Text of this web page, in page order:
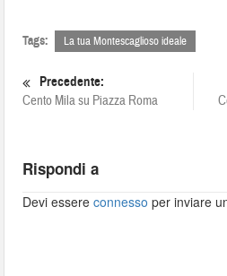
Tags: La tua Montescaglioso ideale
Precedente:
Cento Mila su Piazza Roma
Rispondi a
Devi essereconnesso per inviare